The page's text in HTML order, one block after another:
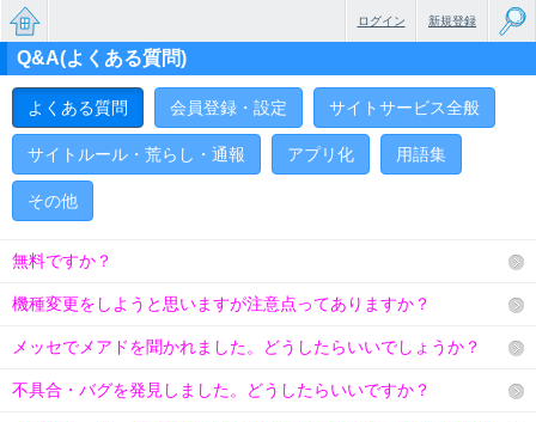
無料で
楽しめ
るちょ
っと大
ータイ
小説
新規登録
ログイン
Q&A(よくある質問)
よくある質問 会員登録・設定 サイトサービス全般
サイトルール・荒らし・通報 アプリ化 用語集
その他
無料ですか？
機種変更をしようと思いますが注意点ってありますか？
メッセでメアドを聞かれました。どうしたらいいでしょうか？
不具合・バグを発見しました。どうしたらいいですか？